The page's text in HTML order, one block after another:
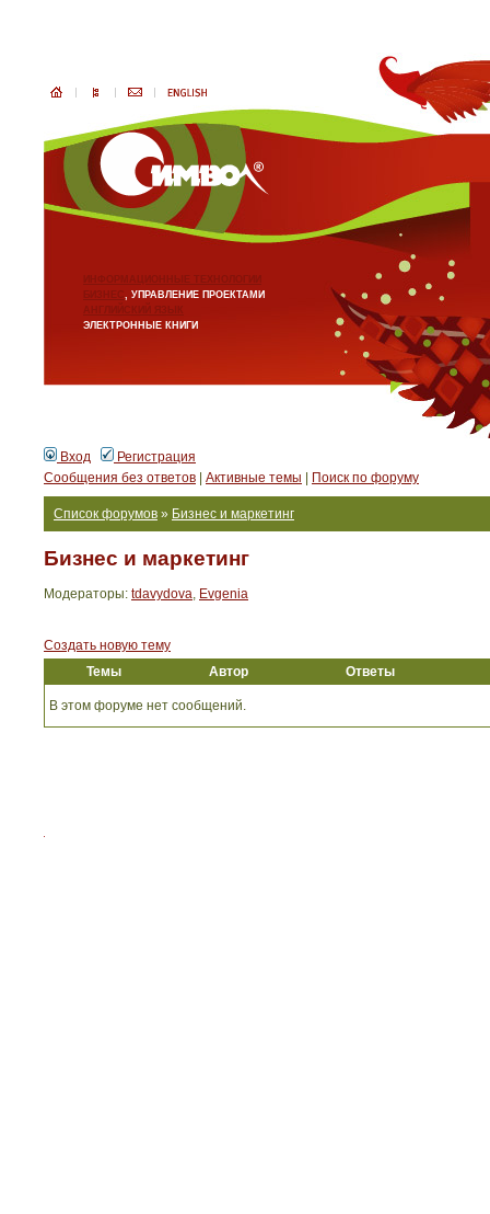
ИНФОРМАЦИОННЫЕ ТЕХНОЛОГИИ
БИЗНЕС, УПРАВЛЕНИЕ ПРОЕКТАМИ
АНГЛИЙСКИЙ ЯЗЫК
ЭЛЕКТРОННЫЕ КНИГИ
Вход
Регистрация
Сообщения без ответов
Активные темы Поиск по форуму
Список форумов » Бизнес и маркетинг
Бизнес и маркетинг
Модераторы: tdavydova, Evgenia
Создать новую тему
Темы
Автор Ответы
В этом форуме нет сообщений.